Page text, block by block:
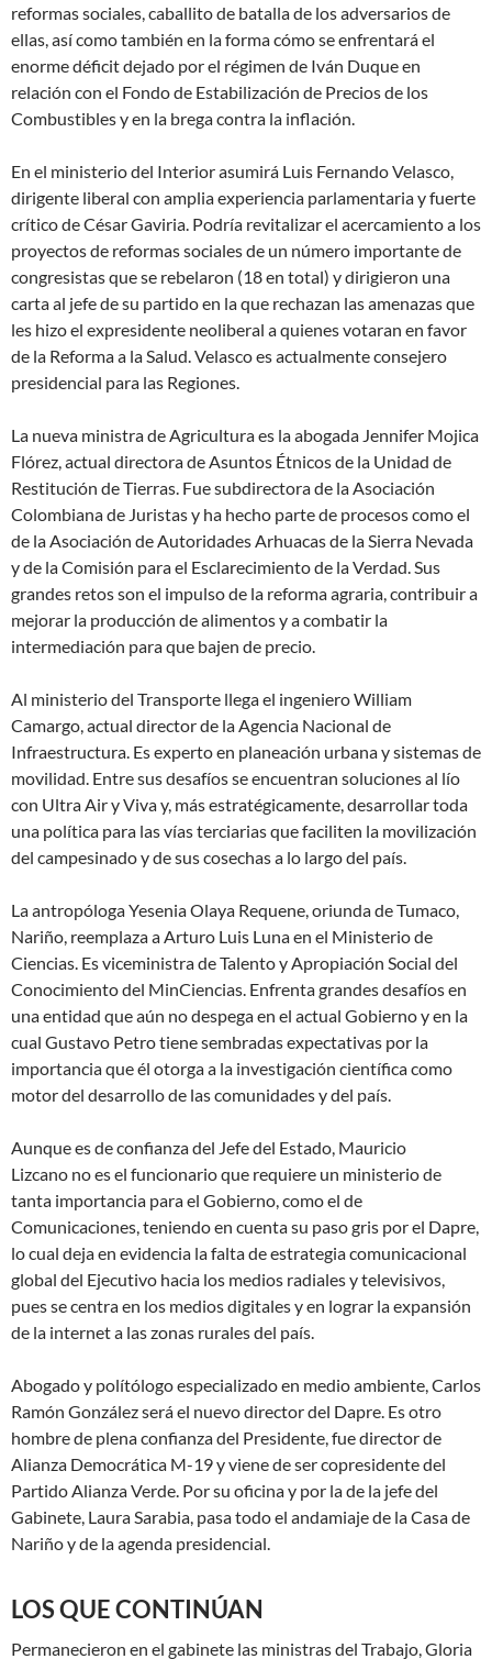
reformas sociales, caballito de batalla de los adversarios de
ellas, así como también en la forma cómo se enfrentará el
enorme déficit dejado por el régimen de Iván Duque en
relación con el Fondo de Estabilización de Precios de los
Combustibles y en la brega contra la inflación.
En el ministerio del Interior asumirá Luis Fernando Velasco,
dirigente liberal con amplia experiencia parlamentaria y fuerte
crítico de César Gaviria. Podría revitalizar el acercamiento a los
proyectos de reformas sociales de un número importante de
congresistas que se rebelaron (18 en total) y dirigieron una
carta al jefe de su partido en la que rechazan las amenazas que
les hizo el expresidente neoliberal a quienes votaran en favor
de la Reforma a la Salud. Velasco es actualmente consejero
presidencial para las Regiones.
La nueva ministra de Agricultura es la abogada Jennifer Mojica
Flórez, actual directora de Asuntos Étnicos de la Unidad de
Restitución de Tierras. Fue subdirectora de la Asociación
Colombiana de Juristas y ha hecho parte de procesos como el
de la Asociación de Autoridades Arhuacas de la Sierra Nevada
y de la Comisión para el Esclarecimiento de la Verdad. Sus
grandes retos son el impulso de la reforma agraria, contribuir a
mejorar la producción de alimentos y a combatir la
intermediación para que bajen de precio.
Al ministerio del Transporte llega el ingeniero William
Camargo, actual director de la Agencia Nacional de
Infraestructura. Es experto en planeación urbana y sistemas de
movilidad. Entre sus desafíos se encuentran soluciones al lío
con Ultra Air y Viva y, más estratégicamente, desarrollar toda
una política para las vías terciarias que faciliten la movilización
del campesinado y de sus cosechas a lo largo del país.
La antropóloga Yesenia Olaya Requene, oriunda de Tumaco,
Nariño, reemplaza a Arturo Luis Luna en el Ministerio de
Ciencias. Es viceministra de Talento y Apropiación Social del
Conocimiento del MinCiencias. Enfrenta grandes desafíos en
una entidad que aún no despega en el actual Gobierno y en la
cual Gustavo Petro tiene sembradas expectativas por la
importancia que él otorga a la investigación científica como
motor del desarrollo de las comunidades y del país.
Aunque es de confianza del Jefe del Estado, Mauricio
Lizcano no es el funcionario que requiere un ministerio de
tanta importancia para el Gobierno, como el de
Comunicaciones, teniendo en cuenta su paso gris por el Dapre,
lo cual deja en evidencia la falta de estrategia comunicacional
global del Ejecutivo hacia los medios radiales y televisivos,
pues se centra en los medios digitales y en lograr la expansión
de la internet a las zonas rurales del país.
Abogado y polítólogo especializado en medio ambiente, Carlos
Ramón González será el nuevo director del Dapre. Es otro
hombre de plena confianza del Presidente, fue director de
Alianza Democrática M-19 y viene de ser copresidente del
Partido Alianza Verde. Por su oficina y por la de la jefe del
Gabinete, Laura Sarabia, pasa todo el andamiaje de la Casa de
Nariño y de la agenda presidencial.
LOS QUE CONTINÚAN
Permanecieron en el gabinete las ministras del Trabajo, Gloria